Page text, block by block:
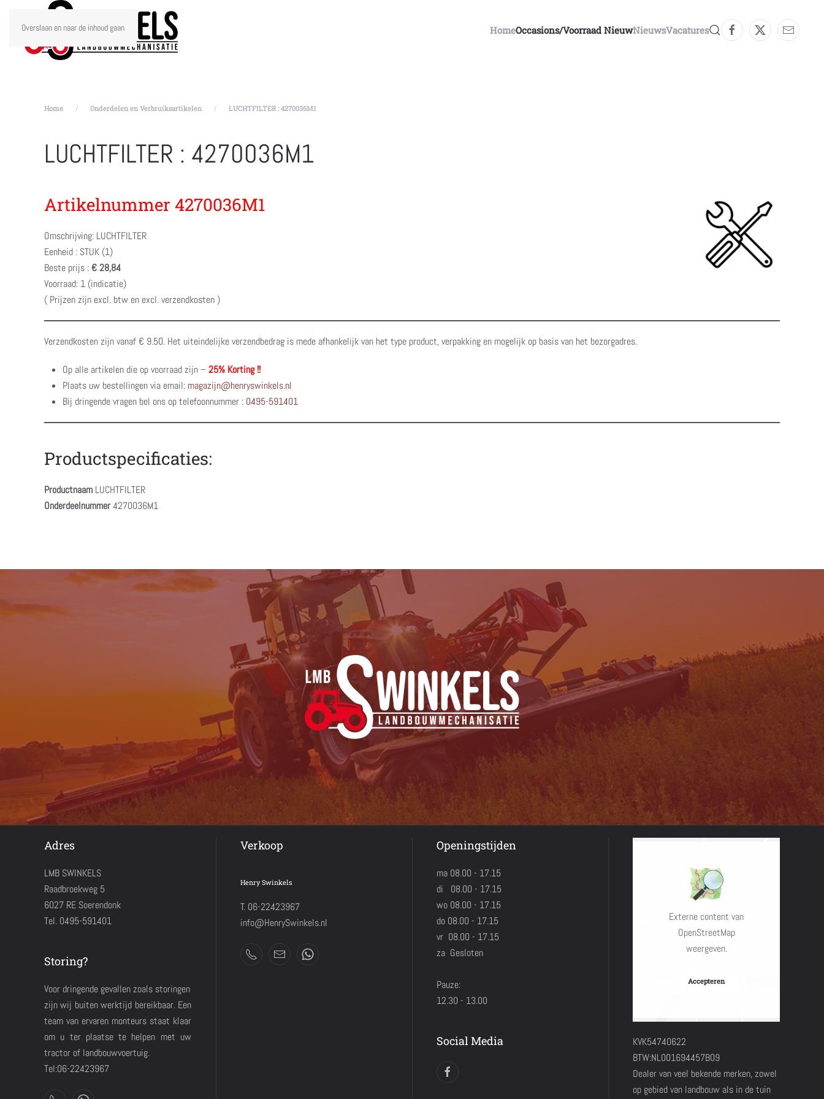
Overslaan en naar de inhoud gaan HomeOccasions/voorraad NieuwNieuwsVacatures
Home Onderdelen en Verbruiksartikelen LUCHTFILTER : 4270036M1
LUCHTFILTER : 4270036M1
Artikelnummer 4270036M1
Omschrijving: LUCHTFILTER
Eenheid : STUK (1)
Beste prijs :€ 28,84
Voorraad: 1 (indicatie)
( Prijzen zijn excl. btw en excl. verzendkosten )
Verzendkosten zijn vanaf € 9.50. Het uiteindelijke verzendbedrag is mede afhankelijk van het type product, verpakking en mogelijk op basis van het bezorgadres.
Op alle artikelen die op voorraad zijn – 25% Korting !!
Plaats uw bestellingen via email: magazijn@henryswinkels.nl
Bij dringende vragen bel ons op telefoonnummer : 0495-591401
Productspecificaties:
Productnaam LUCHTFILTER
Onderdeelnummer4270036M1
Adres
LMB SWINKELS
Raadbroekweg 5
6027 RE Soerendonk
Tel. 0495-591401
Storing?
Voor dringende gevallen zoals storingen
zijn wij buiten werktijd bereikbaar. Een
team van ervaren monteurs staat klaar
om u ter plaatse te helpen met uw
tractor of landbouwvoertuig.
Tel:06-22423967
Verkoop
Henry Swinkels
T. 06-22423967
info@HenrySwinkels.nl
Openingstijden
ma 08.00 - 17.15
di 08.00 - 17.15
wo 08.00 - 17.15
do 08.00 - 17.15
vr 08.00 - 17.15
za Gesloten
Pauze:
12.30 - 13.00
Social Media
Externe content van
OpenStreetMap
weergeven.
Accepteren
KVK54740622
BTW:NL001694457B09
Dealer van veel bekende merken, zowel
op gebied van landbouw als in de tuin